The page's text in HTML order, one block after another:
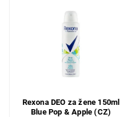
Rexona DEO za žene 150ml
Blue Pop & Apple (CZ)